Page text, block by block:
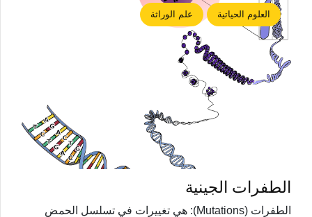
العلوم الحياتية علم الوراثة
الطفرات الجينية
الطفرات (Mutations): هي تغييرات في تسلسل الحمض